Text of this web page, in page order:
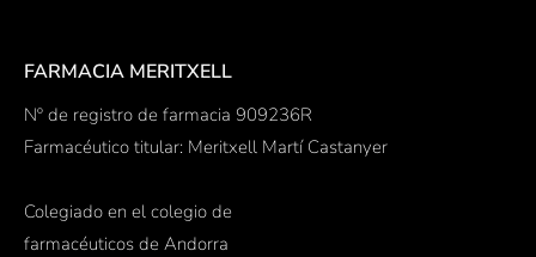
FARMACIA MERITXELL
Nº de registro de farmacia 909236R
Farmacéutico titular: Meritxell Martí Castanyer
Colegiado en el colegio de
farmacéuticos de Andorra